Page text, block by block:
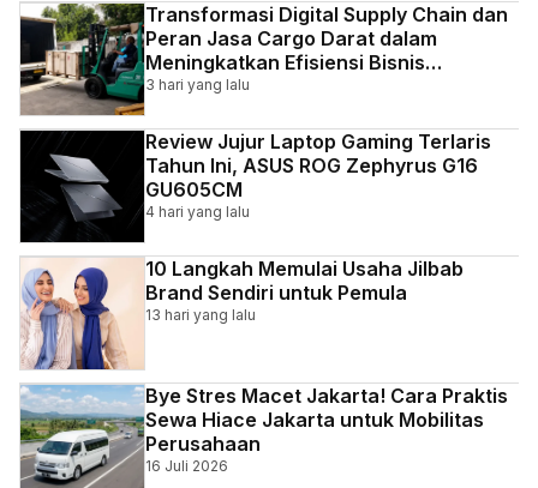
Transformasi Digital Supply Chain dan
Peran Jasa Cargo Darat dalam
Meningkatkan Efisiensi Bisnis
Indonesia
3 hari yang lalu
Review Jujur Laptop Gaming Terlaris
Tahun Ini, ASUS ROG Zephyrus G16
GU605CM
4 hari yang lalu
10 Langkah Memulai Usaha Jilbab
Brand Sendiri untuk Pemula
13 hari yang lalu
Bye Stres Macet Jakarta! Cara Praktis
Sewa Hiace Jakarta untuk Mobilitas
Perusahaan
16 Juli 2026